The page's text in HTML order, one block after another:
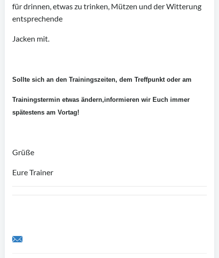
für drinnen, etwas zu trinken, Mützen und der Witterung
entsprechende
Jacken mit.
Sollte sich an den Trainingszeiten, dem Treffpunkt oder am
Trainingstermin etwas ändern,informieren wir Euch immer
spätestens am Vortag!
Grüße
Eure Trainer
Share by Email